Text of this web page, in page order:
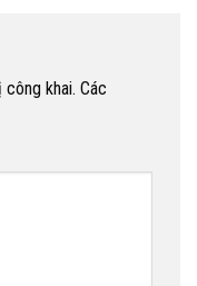
khai. Các